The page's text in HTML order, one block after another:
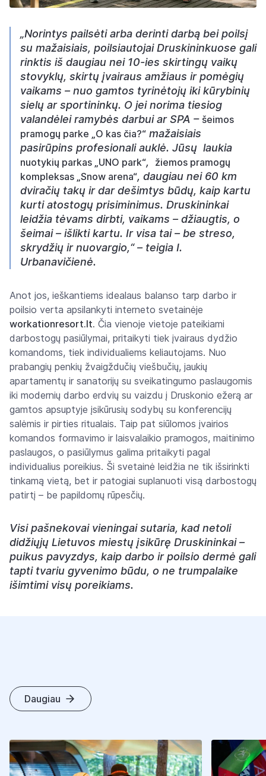
„Norintys pailsėti arba derinti darbą bei poilsį
su mažaisiais, poilsiautojai Druskininkuose gali
rinktis iš daugiau nei 10-ies skirtingų vaikų
stovyklų, skirtų įvairaus amžiaus ir pomėgių
vaikams – nuo gamtos tyrinėtojų iki kūrybinių
sielų ar sportininkų. O jei norima tiesiog
valandėlei ramybės darbui ar SPA – šeimos
pramogų parke „O kas čia?“ mažaisiais
pasirūpins profesionali auklė. Jūsų laukia
nuotykių parkas „UNO park“, žiemos pramogų
kompleksas „Snow arena“, daugiau nei 60 km
dviračių takų ir dar dešimtys būdų, kaip kartu
kurti atostogų prisiminimus. Druskininkai
leidžia tėvams dirbti, vaikams – džiaugtis, o
šeimai – išlikti kartu. Ir visa tai – be streso,
skrydžių ir nuovargio,“ – teigia I.
Urbanavičienė.
Anot jos, ieškantiems idealaus balanso tarp darbo ir
poilsio verta apsilankyti interneto svetainėje
workationresort.lt. Čia vienoje vietoje pateikiami
darbostogų pasiūlymai, pritaikyti tiek įvairaus dydžio
komandoms, tiek individualiems keliautojams. Nuo
prabangių penkių žvaigždučių viešbučių, jaukių
apartamentų ir sanatorijų su sveikatingumo paslaugomis
iki modernių darbo erdvių su vaizdu į Druskonio ežerą ar
gamtos apsuptyje įsikūrusių sodybų su konferencijų
salėmis ir pirties ritualais. Taip pat siūlomos įvairios
komandos formavimo ir laisvalaikio pramogos, maitinimo
paslaugos, o pasiūlymus galima pritaikyti pagal
individualius poreikius. Ši svetainė leidžia ne tik išsirinkti
tinkamą vietą, bet ir patogiai suplanuoti visą darbostogų
patirtį – be papildomų rūpesčių.
Visi pašnekovai vieningai sutaria, kad netoli
didžiųjų Lietuvos miestų įsikūrę Druskininkai –
puikus pavyzdys, kaip darbo ir poilsio dermė gali
tapti tvariu gyvenimo būdu, o ne trumpalaike
išimtimi visų poreikiams.
Daugiau